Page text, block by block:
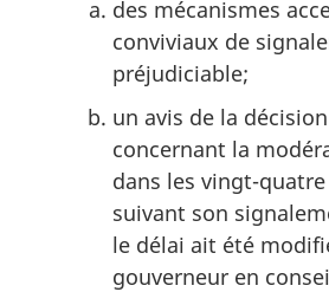
des mécanismes
conviviaux de
préjudiciable;
un avis de la décision
concernant la
dans les vingt-
suivant son
le délai ait été
gouverneur en